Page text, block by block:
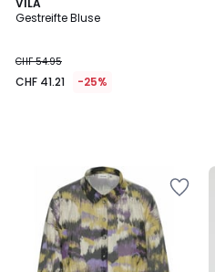
VILA
Gestreifte Bluse
CHF 54.95
CHF 41.21 -25%